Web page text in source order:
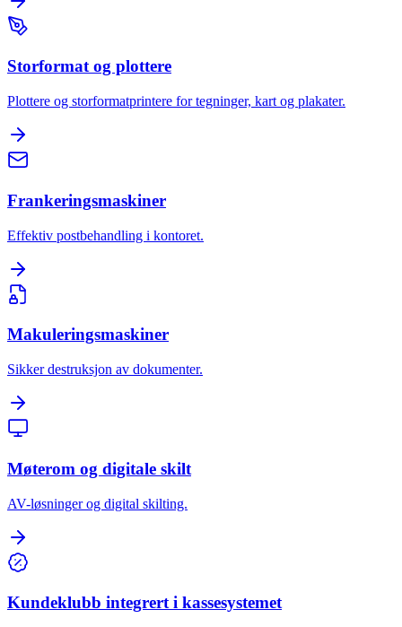
Storformat og plottere
Plottere og storformatprintere for tegninger, kart og plakater.
Frankeringsmaskiner
Effektiv postbehandling i kontoret.
Makuleringsmaskiner
Sikker destruksjon av dokumenter.
Møterom og digitale skilt
AV-løsninger og digital skilting.
Kundeklubb integrert i kassesystemet